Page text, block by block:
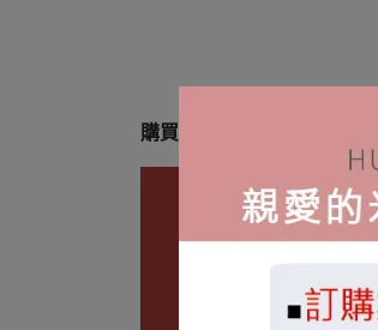
購買前請詳閱退換貨須知